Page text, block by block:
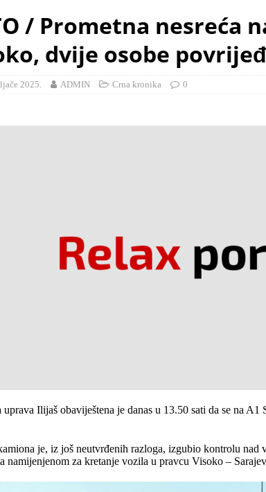
/ Prometna nesreća
dvije osobe
2025. ADMIN Crna kronika 0
Ilijaš obaviještena je danas u 13.50 sati da se na
je, iz još neutvrđenih razloga, izgubio kontrolu nad
namijenjenom za kretanje vozila u pravcu Visoko –